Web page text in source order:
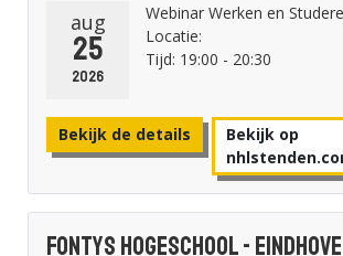
aug
25
2026
Webinar Werken en
Locatie:
Tijd: 19:00 - 20:30
Bekijk de details
Bekijk op
Fontys Hogeschool -